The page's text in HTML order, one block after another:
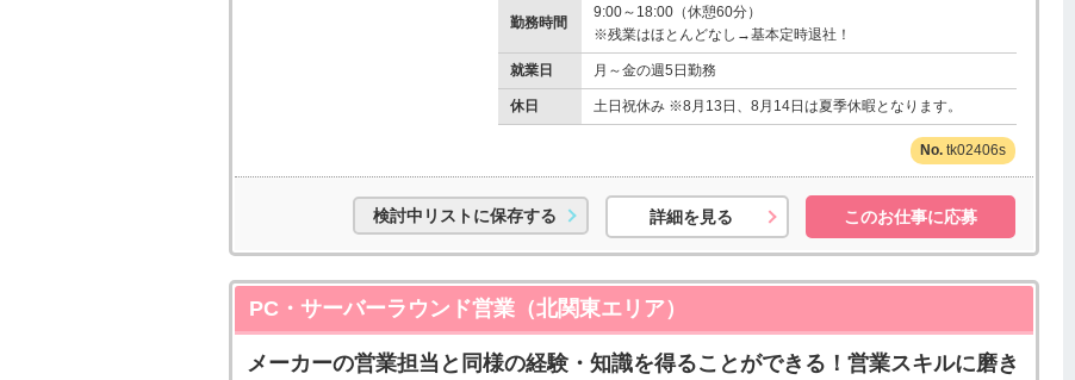
勤務時間
9:00～18:00（休憩60分）
※残業はほとんどなし→基本定時退社！
就業日 月～金の週5日勤務
休日 土日祝休み ※8月13日、8月14日は夏季休暇となります。
tk02406s
検討中リストに保存する 詳細を見る このお仕事に応募
PC・サーバーラウンド営業（北関東エリア）
メーカーの営業担当と同様の経験・知識を得ることができる！営業スキルに磨き